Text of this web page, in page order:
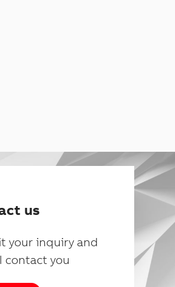
us
your inquiry and
contact you